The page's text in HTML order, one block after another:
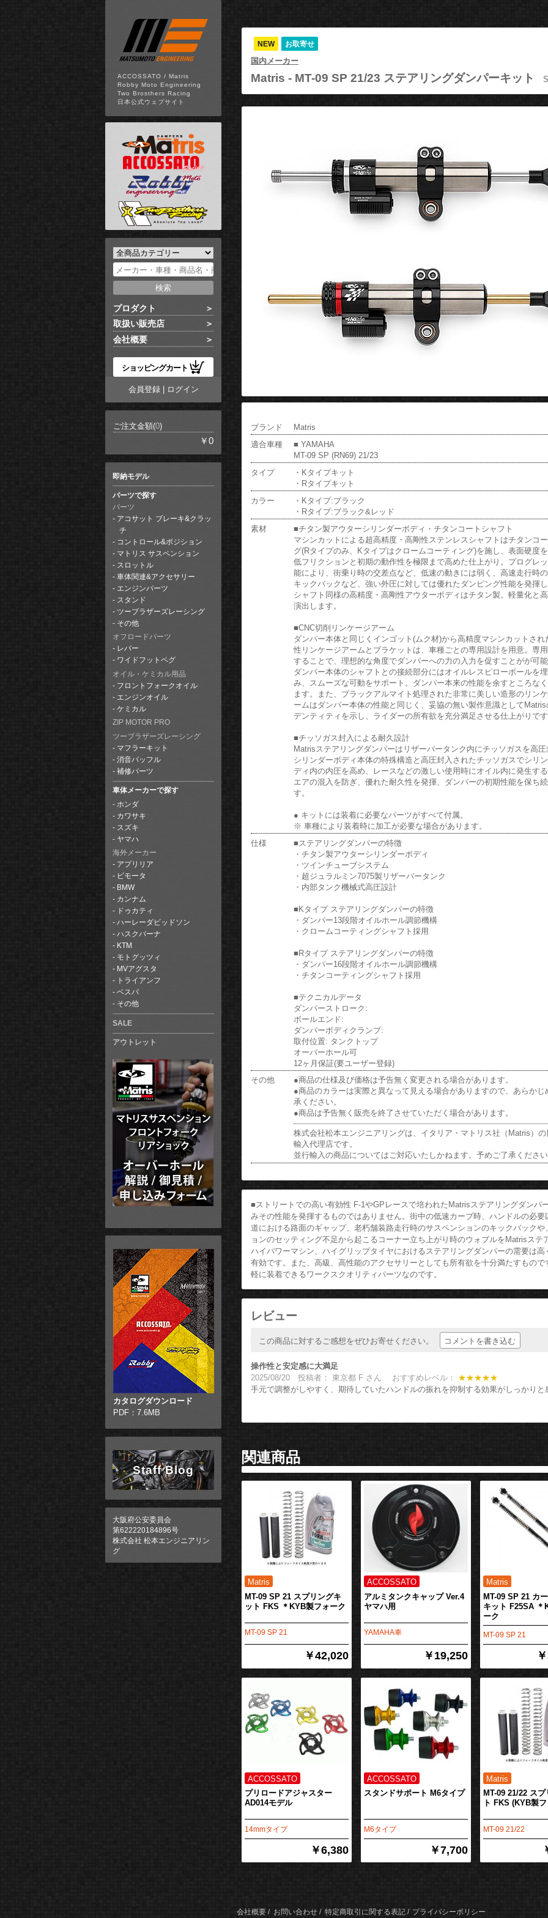
ACCOSSATO / Matris
Robby Moto Engineering
Two Brosthers Racing
日本公式ウェブサイト
プロダクト
取扱い販売店
会社概要
ショッピングカート
会員登録| ログイン
ご注文金額(0)
￥0
即納モデル
パーツで探す
パーツ
アコサット ブレーキ&クラッ
チ
コントロール&ポジション
マトリス サスペンション
スロットル
車体関連&アクセサリー
エンジンパーツ
スタンド
ツーブラザーズレーシング
その他
オフロードパーツ
レバー
ワイドフットペグ
オイル・ケミカル用品
フロントフォークオイル
エンジンオイル
ケミカル
ZIP MOTOR PRO
ツーブラザーズレーシング
マフラーキット
消音バッフル
補修パーツ
車体メーカーで探す
ホンダ
カワサキ
スズキ
ヤマハ
海外メーカー
アプリリア
ビモータ
BMW
カンナム
ドゥカティ
ハーレーダビッドソン
ハスクバーナ
KTM
モトグッツィ
MVアグスタ
トライアンフ
ベスパ
その他
SALE
アウトレット
カタログダウンロード
PDF：7.6MB
Staff Blog
大阪府公安委員会
第622220184896号
株式会社 松本エンジニアリン
グ
NEW お取寄せ
国内メーカー
Matris - MT-09 SP 21/23 ステアリングダンパーキット
ブランド
Matris
適合車種
■ YAMAHA
MT-09 SP (RN69) 21/23
タイプ
・Kタイプキット
・Rタイプキット
カラー
・Kタイプ:ブラック
・Rタイプ:ブラック&レッド
素材
■チタン製アウターシリンダーボディ・チタンコートシャフト
マシンカットによる超高精度・高剛性ステンレスシャフトはチタンコ
グ(Rタイプのみ、Kタイプはクロームコーティング)を施し、表面硬度
低フリクションと初期の動作性を極限まで高めた仕上がり。プログレ
能により、街乗り時の交差点など、低速の動きには弱く、高速走行時
キックバックなど、強い外圧に対しては優れたダンピング性能を発揮
シャフト同様の高精度・高剛性アウターボディはチタン製。軽量化と
演出します。
■CNC切削リンケージアーム
ダンパー本体と同じくインゴット(ムク材)から高精度マシンカットされ
性リンケージアームとブラケットは、車種ごとの専用設計を用意。専
することで、理想的な角度でダンパーへの力の入力を促すことがが可
ダンパー本体のシャフトとの接続部分にはオイルレスピローボールを
み、スムーズな可動をサポート。ダンパー本来の性能を余すところな
ます。また、ブラックアルマイト処理された非常に美しい造形のリン
ームはダンパー本体の性能と同じく、妥協の無い製作意識として
デンティティを示し、ライダーの所有欲を充分満足させる仕上がりで
■チッソガス封入による耐久設計
Matrisステアリングダンパーはリザーバータンク内にチッソガスを高
シリンダーボディ本体の特殊構造と高圧封入されたチッソガスでシリ
ディ内の内圧を高め、レースなどの激しい使用時にオイル内に発生す
エアの混入を防ぎ、優れた耐久性を発揮、ダンパーの初期性能を保ち
す。
● キットには装着に必要なパーツがすべて付属。
※ 車種により装着時に加工が必要な場合があります。
仕様
■ステアリングダンパーの特徴
・チタン製アウターシリンダーボディ
・ツインチューブシステム
・超ジュラルミン7075製リザーバータンク
・内部タンク機械式高圧設計
■Kタイプ ステアリングダンパーの特徴
・ダンパー13段階オイルホール調節機構
・クロームコーティングシャフト採用
■Rタイプ ステアリングダンパーの特徴
・ダンパー16段階オイルホール調節機構
・チタンコーティングシャフト採用
■テクニカルデータ
ダンパーストローク:
ボールエンド:
ダンパーボディクランプ:
取付位置: タンクトップ
オーバーホール可
12ヶ月保証(要ユーザー登録)
その他
●商品の仕様及び価格は予告無く変更される場合があります。
●商品のカラーは実際と異なって見える場合がありますので、あらかじ
承ください。
●商品は予告無く販売を終了させていただく場合があります。
株式会社松本エンジニアリングは、イタリア・マトリス社（Matris）
輸入代理店です。
並行輸入の商品についてはご対応いたしかねます。予めご了承くださ
■ストリートでの高い有効性 F-1やGPレースで培われたMatrisステアリングダンパ
みその性能を発揮するものではありません。街中の低速カーブ時、ハンドルの必
道における路面のギャップ、老朽舗装路走行時のサスペンションのキックバック
ョンのセッティング不足から起こるコーナー立ち上がり時のウォブルをMatrisス
ハイパワーマシン、ハイグリップタイヤにおけるステアリングダンパーの需要は
有効です。また、高級、高性能のアクセサリーとしても所有欲を十分満たすもの
軽に装着できるワークスクオリティパーツなのです。
レビュー
この商品に対するご感想をぜひお寄せください。 コメントを書き込む
操作性と安定感に大満足
2025/08/20 投稿者： 東京都 F さん おすすめレベル：
★★★★★
手元で調整がしやすく、期待していたハンドルの振れを抑制する効果がしっかりと
関連商品
MT-09 SP 21 スプリングキ
ット FKS ＊KYB製フォーク
MT-09 SP 21
￥42,020
アルミタンクキャップ Ver.4
ヤマハ用
YAMAHA車
￥19,250
MT-09 SP 21 カ
キット F25SA ＊
ーク
MT-09 SP 21
プリロードアジャスター
AD014モデル
14mmタイプ
￥6,380
スタンドサポート M6タイプ
M6タイプ
￥7,700
MT-09 21/22 ス
ト FKS (KYB製
MT-09 21/22
会社概要 お問い合わせ 特定商取引に関する表記 プライバシーポリシー